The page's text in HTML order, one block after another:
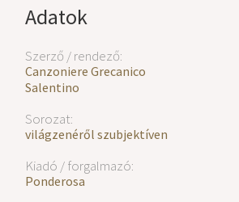
Adatok
Szerző / rendező:
Canzoniere Grecanico
Salentino
Sorozat:
világzenéről szubjektíven
Kiadó / forgalmazó:
Ponderosa